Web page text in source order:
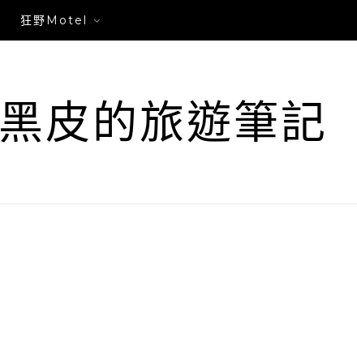
狂野Motel
黑皮的旅遊筆記